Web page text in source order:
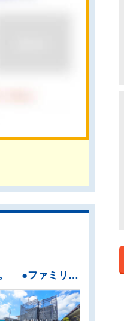
●間口も十分な幅があり、大きめの車（車種による）でもラクラク駐車していただけます。 ●ファミリークロークに家族の衣類をまとめることで、洗濯後の家事動線を短くすることができます。 ●大容量のシューズインクロークで玄関もスッキリ ●リビングイン階段で自然と家族が集う憩の空間になります。